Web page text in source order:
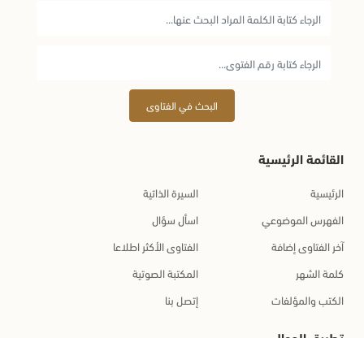
البحث في الفتاوى
القائمة الرئيسية
الرئيسية
السيرة الذاتية
الفهرس الموضوعي
اسأل سؤال
آخر الفتاوى إضافة
الفتاوى الأكثر اطلاعا
كلمة الشهر
المكتبة الصوتية
الكتب والمؤلفات
إتصل بنا